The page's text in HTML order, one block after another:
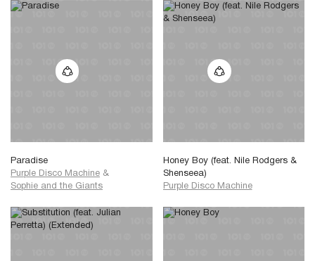
Paradise
Purple Disco Machine &
Sophie and the Giants
Honey Boy (feat. Nile Rodgers &
Shenseea)
Purple Disco Machine